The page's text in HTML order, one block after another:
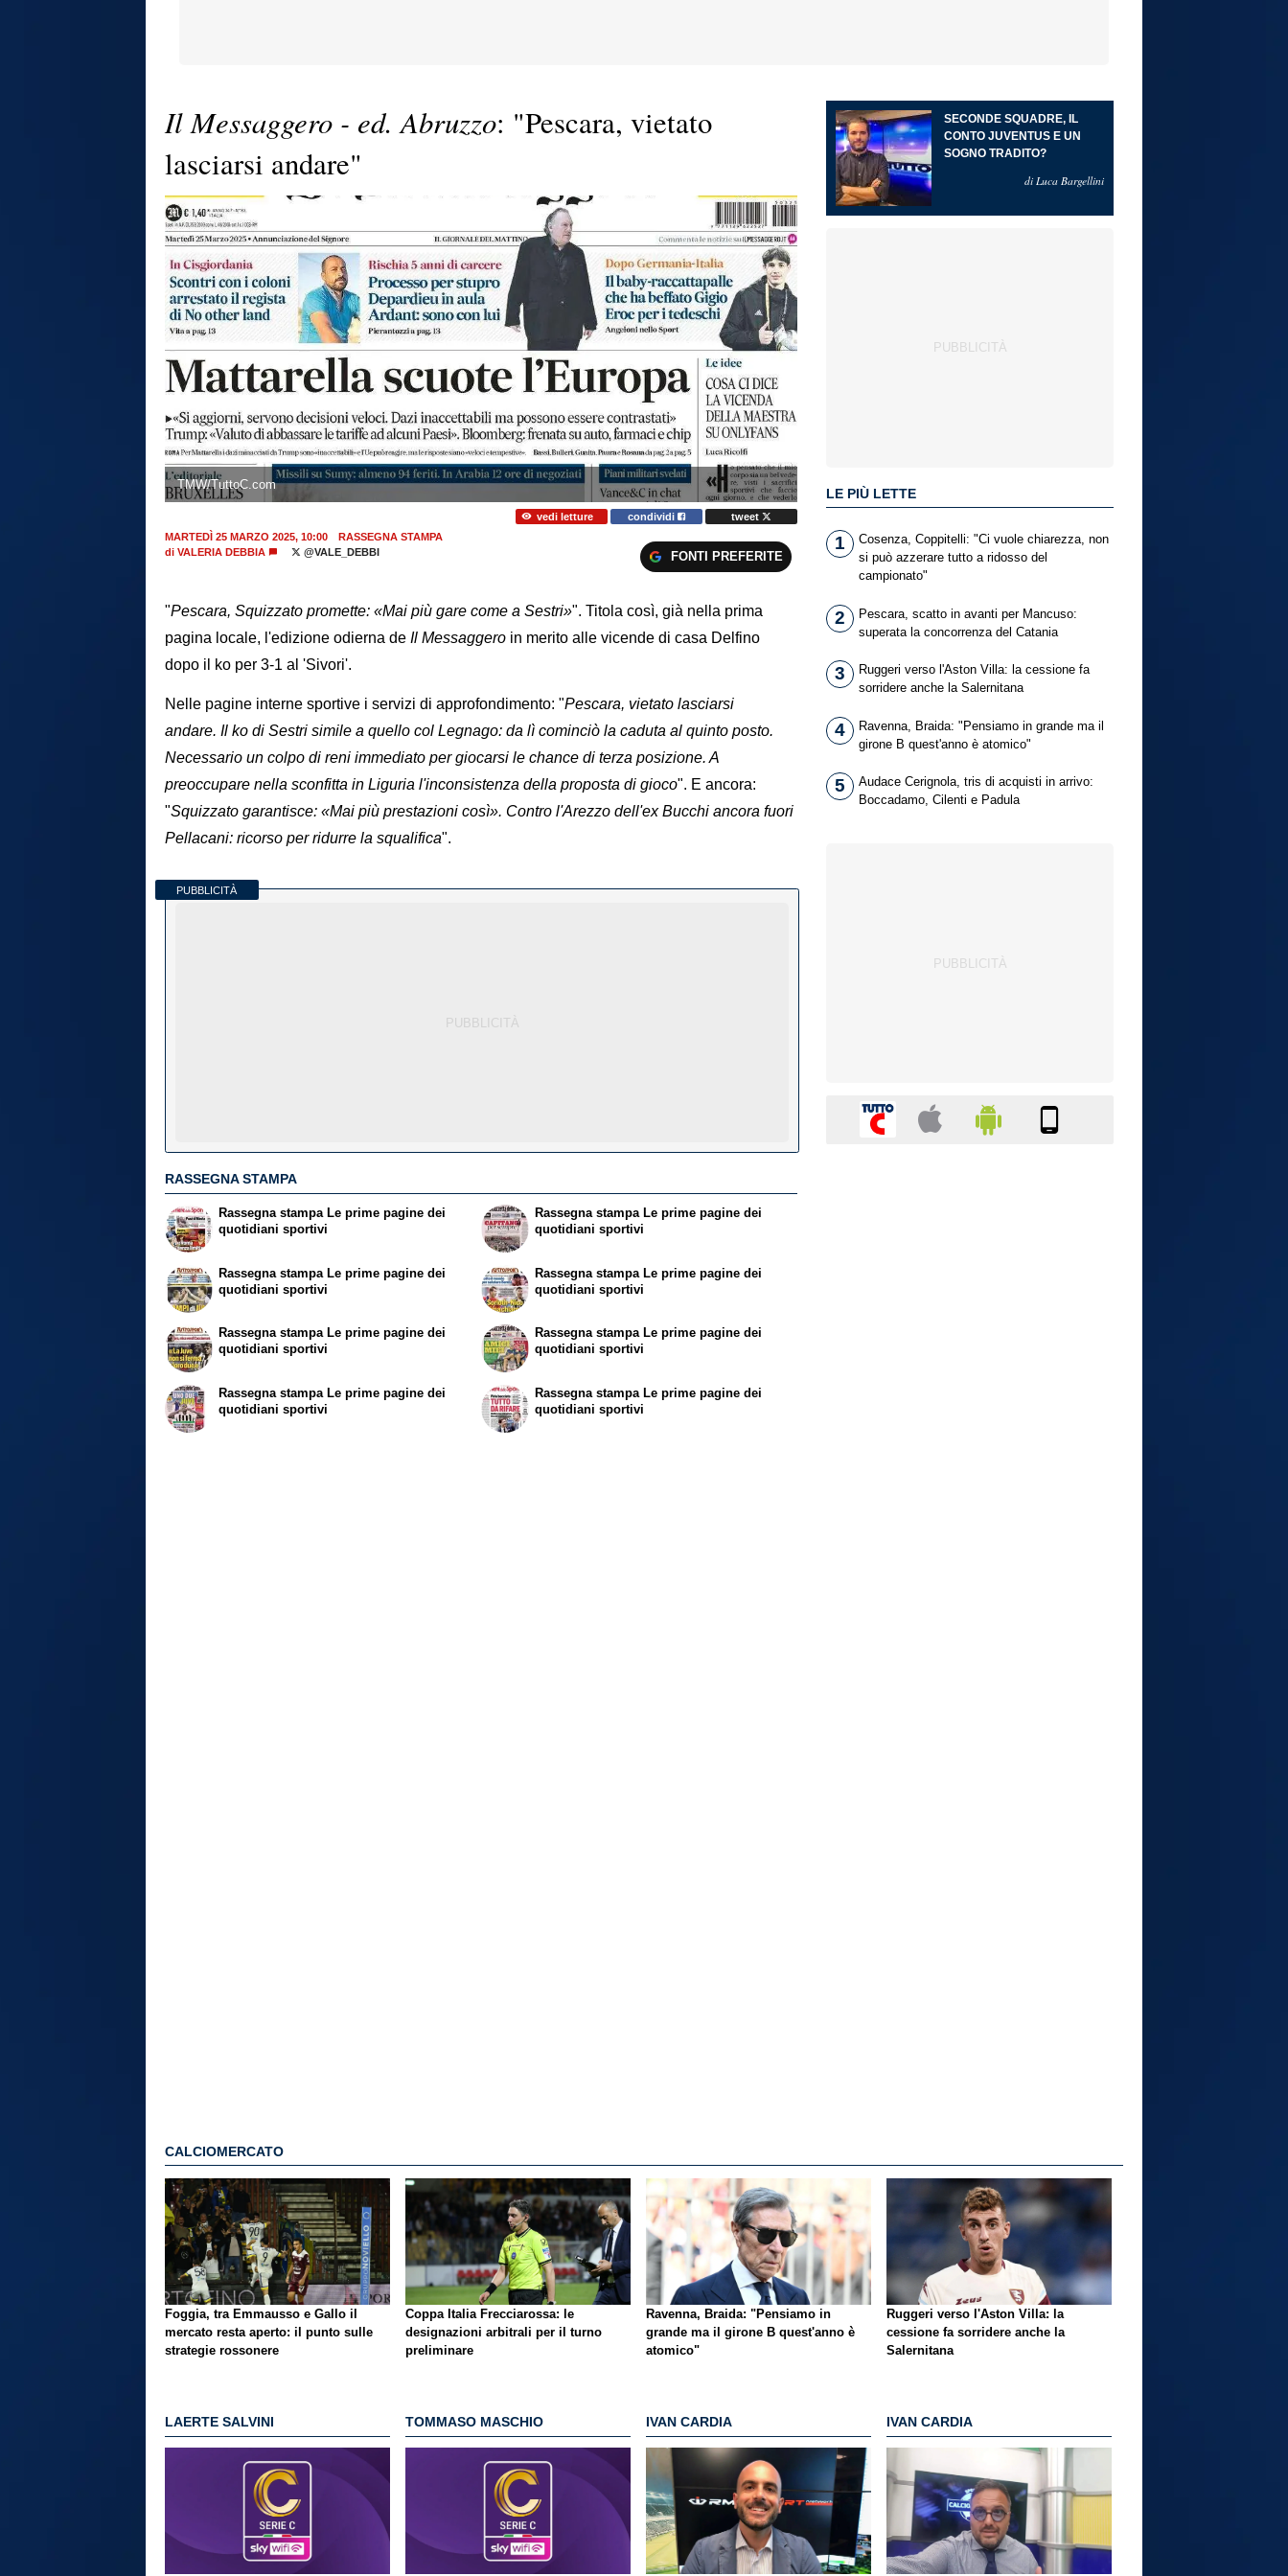
Il Messaggero - ed. Abruzzo: "Pescara, vietato
lasciarsi andare"
TMW/TuttoC.com
vedi letture condividi
tweet
MARTEDÌ 25 MARZO 2025, 10:00
RASSEGNA STAMPA
di VALERIA DEBBIA @VALE_DEBBI FONTI PREFERITE
"Pescara, Squizzato promette: «Mai più gare come a Sestri»". Titola così, già nella prima
pagina locale, l'edizione odierna de Il Messaggero in merito alle vicende di casa Delfino
dopo il ko per 3-1 al 'Sivori'.
Nelle pagine interne sportive i servizi di approfondimento: "Pescara, vietato lasciarsi
andare. Il ko di Sestri simile a quello col Legnago: da lì cominciò la caduta al quinto posto.
Necessario un colpo di reni immediato per giocarsi le chance di terza posizione. A
preoccupare nella sconfitta in Liguria l'inconsistenza della proposta di gioco". E ancora:
"Squizzato garantisce: «Mai più prestazioni così». Contro l'Arezzo dell'ex Bucchi ancora fuori
Pellacani: ricorso per ridurre la squalifica".
PUBBLICITÀ
RASSEGNA STAMPA
Rassegna stampa Le prime pagine dei
quotidiani sportivi
Rassegna stampa Le prime pagine dei
quotidiani sportivi
Rassegna stampa Le prime pagine dei
quotidiani sportivi
Rassegna stampa Le prime pagine dei
quotidiani sportivi
Rassegna stampaLe prime pagine dei
quotidiani sportivi
Rassegna stampaLe prime pagine dei
quotidiani sportivi
Rassegna stampaLe prime pagine dei
quotidiani sportivi
Rassegna stampaLe prime pagine dei
quotidiani sportivi
SECONDE SQUADRE, IL
CONTO JUVENTUS E UN
SOGNO TRADITO?
di Luca Bargellini
LE PIÙ LETTE
1
Cosenza, Coppitelli: "Ci vuole chiarezza, non
si può azzerare tutto a ridosso del
campionato"
2
Pescara, scatto in avanti per Mancuso:
superata la concorrenza del Catania
3
Ruggeri verso l'Aston Villa: la cessione fa
sorridere anche la Salernitana
4
Ravenna, Braida: "Pensiamo in grande ma il
girone B quest'anno è atomico"
5
Audace Cerignola, tris di acquisti in arrivo:
Boccadamo, Cilenti e Padula
CALCIOMERCATO
Foggia, tra Emmausso e Gallo il
mercato resta aperto: il punto sulle
strategie rossonere
Coppa Italia Frecciarossa: le
designazioni arbitrali per il turno
preliminare
Ravenna, Braida: "Pensiamo in
grande ma il girone B quest'anno è
atomico"
Ruggeri verso l'Aston Villa: la
cessione fa sorridere anche la
Salernitana
LAERTE SALVINI TOMMASO MASCHIO IVAN CARDIA IVAN CARDIA